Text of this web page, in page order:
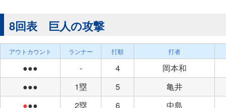
8回表 巨人の攻撃
アウトカウント ランナー 打順 打者
●●● - 4
岡本和
●●●
1塁 5
亀井
●●● 2塁 6
中島